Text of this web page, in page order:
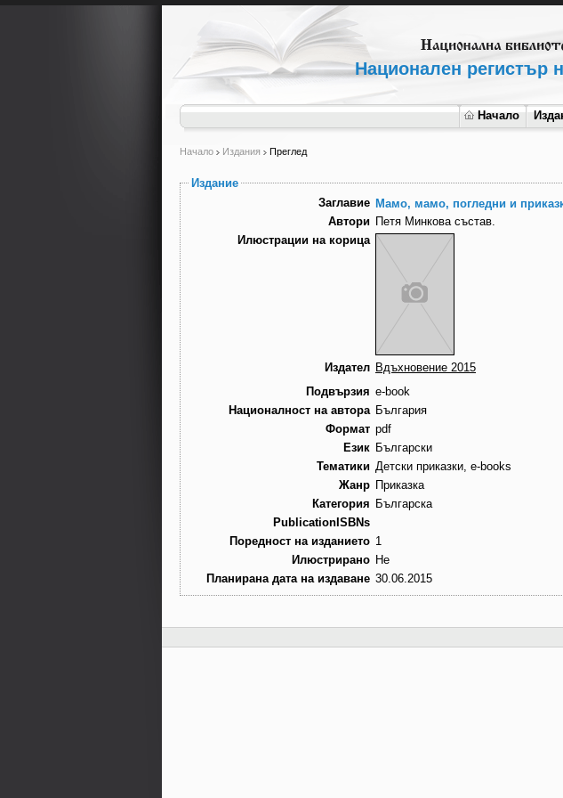
Национален регистър
Начало
Начало Издания Преглед
Издание
Заглавие Мамо, мамо, погледни и
Автори Петя Минкова състав.
Илюстрации на корица
Издател Вдъхновение 2015
Подвързия e-book
Националност на автора България
Формат pdf
Език Български
Тематики Детски приказки, e-books
Жанр Приказка
Категория Българска
PublicationISBNs
Поредност на изданието 1
Илюстрирано Не
Планирана дата на издаване 30.06.2015